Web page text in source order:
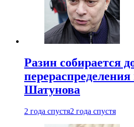
Разин собирается
перераспределения
Шатунова
2 года спустя2 года спустя